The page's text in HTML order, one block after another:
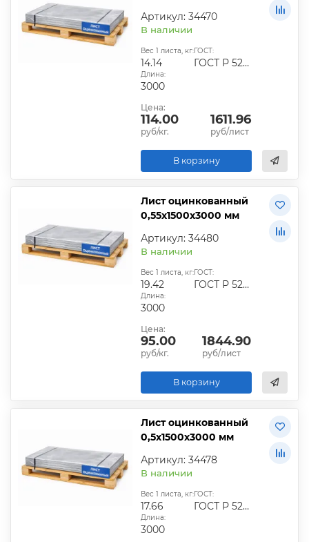
Артикул: 34470
В наличии
Вес 1 листа, кг:
14.14
ГОСТ:
ГОСТ Р 52246-2016
Длина:
3000
Цена:
114.00
руб/кг.
1611.96
руб/лист
В корзину
Лист оцинкованный
0,55х1500х3000 мм
Артикул: 34480
В наличии
Вес 1 листа, кг:
19.42
ГОСТ:
ГОСТ Р 52246-2016
Длина:
3000
Цена:
95.00
руб/кг.
1844.90
руб/лист
В корзину
Лист оцинкованный
0,5х1500х3000 мм
Артикул: 34478
В наличии
Вес 1 листа, кг:
17.66
ГОСТ:
ГОСТ Р 52246-2016
Длина:
3000